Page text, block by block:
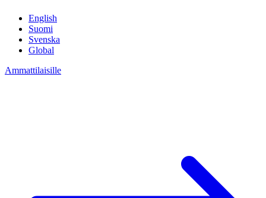
English
Suomi
Svenska
Global
Ammattilaisille